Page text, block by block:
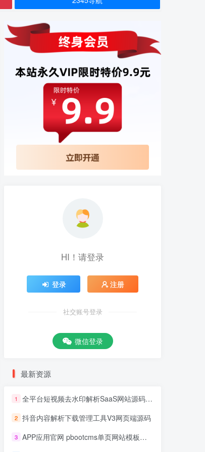
HI！请登录
登录 注册
社交账号登录
微信登录
最新资源
1 全平台短视频去水印解析SaaS网站源码 去水印api总站开源版本
2 抖音内容解析下载管理工具V3网页端源码
3 APP应用官网 pbootcms单页网站模板源码